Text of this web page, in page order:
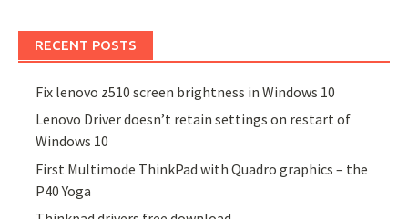
RECENT POSTS
Fix lenovo z510 screen brightness in Windows 10
Lenovo Driver doesn’t retain settings on restart of
Windows 10
First Multimode ThinkPad with Quadro graphics – the
P40 Yoga